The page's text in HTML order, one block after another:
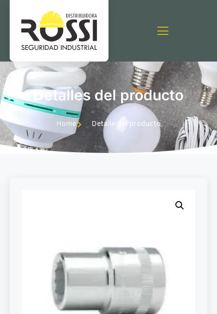
Detalles del producto
Home Detalle del producto